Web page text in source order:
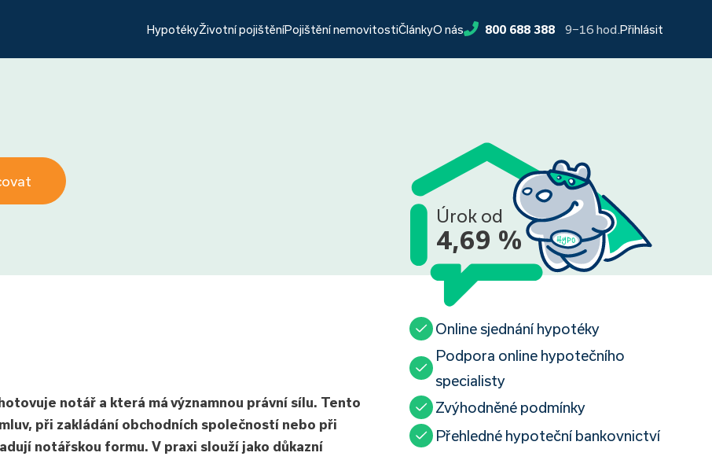
HypotékyŽivotní pojištěníPojištění nemovitostiČlánkyO nás 800 688 388 9−16 hod. Přihlásit
Úrok od
4,69 %
notář a která má významnou právní sílu. Tento
při zakládání obchodních společností nebo při
notářskou formu. V praxi slouží jako důkazní
Online sjednání hypotéky
Podpora online hypotečního
specialisty
Zvýhodněné podmínky
Přehledné hypoteční bankovnictví